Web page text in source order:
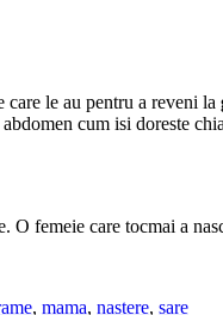
care le au pentru a reveni la
cum isi doreste
femeie care tocmai a
, mama, nastere, sare